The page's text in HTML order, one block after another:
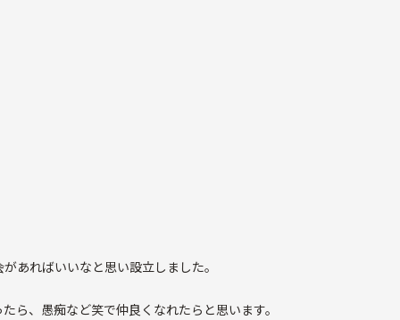
あればいいなと思い設立しました。
ら、愚痴など笑で仲良くなれたらと思います。